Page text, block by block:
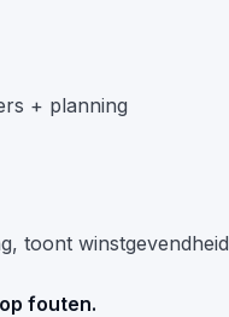
+ planning
toont winstgevendheid
fouten.